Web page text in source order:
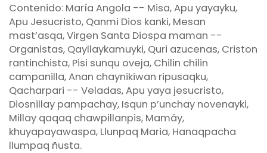
Contenido: María Angola -- Misa, Apu yayayku,
Apu Jesucristo, Qanmi Dios kanki, Mesan
mast’asqa, Virgen Santa Diospa maman --
Organistas, Qayllaykamuyki, Quri azucenas, Criston
rantinchista, Pisi sunqu oveja, Chilin chilin
campanilla, Anan chaynikiwan ripusaqku,
Qacharpari -- Veladas, Apu yaya jesucristo,
Diosnillay pampachay, Isqun p’unchay novenayki,
Millay qaqaq chawpillanpis, Mamáy,
khuyapayawaspa, Llunpaq Maria, Hanaqpacha
llumpaq ñusta.